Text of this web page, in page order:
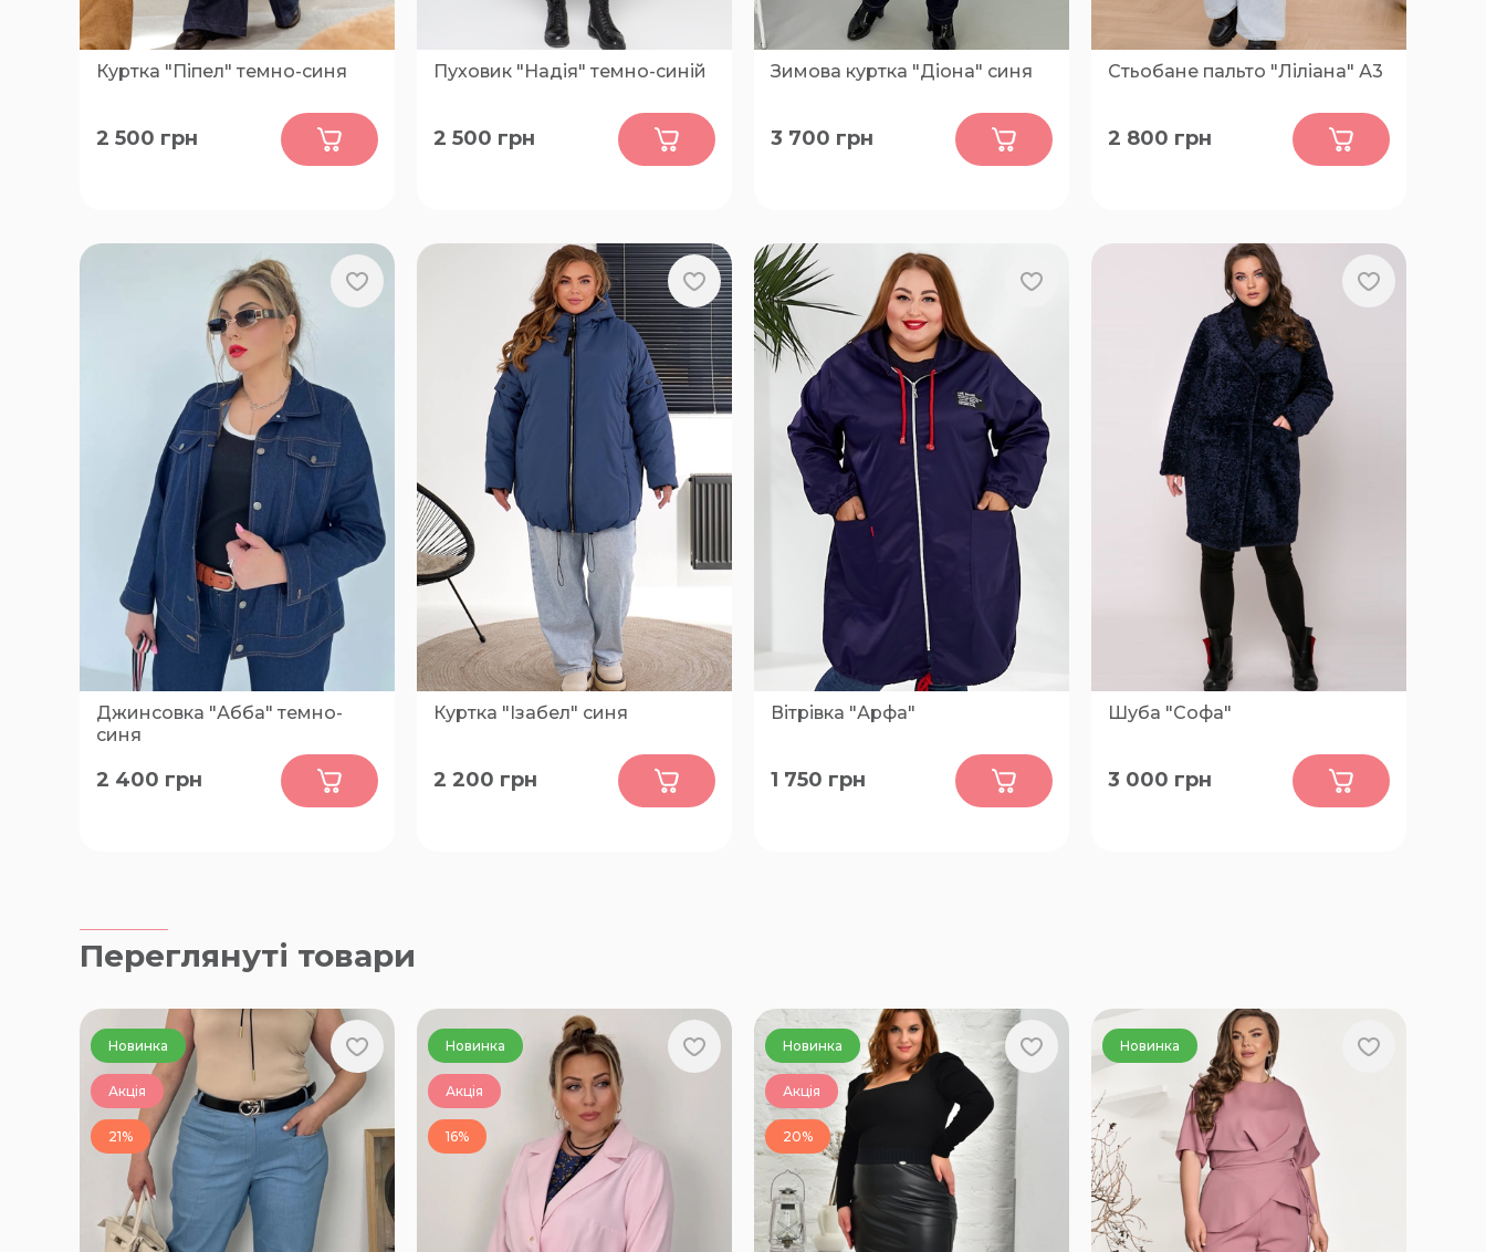
Куртка "Піпел" темно-синя
46-48, 50-52, 54-56, 58-60, 62-64,
2 500 грн
Пуховик "Надія" темно-синій
2 500 грн
Зимова куртка "Діона" синя
3 700 грн
Стьобане пальто "Ліліана" А3
46-48, 50-52, 54-56, 58-60, 62-64,
2 800 грн
Джинсовка "Абба" темно-
синя
50-52, 54-56, 58-60, 62-64, 66-68
2 400 грн
Куртка "Ізабел" синя
52-54, 56-58, 60-62, 64-66, 68-70
2 200 грн
Вітрівка "Арфа"
62-64, 66-68, 70-72, 74-76, 78-80
1 750 грн
Шуба "Софа"
3 000 грн
Переглянуті товари
Новинка
Акція
21%
Новинка
Акція
16%
Новинка
Акція
20%
Новинка